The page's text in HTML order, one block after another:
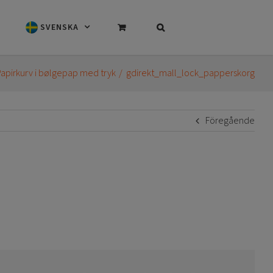
SVENSKA
i bølgepap med tryk gdirekt_mall_lock_papperskorg
Föregående